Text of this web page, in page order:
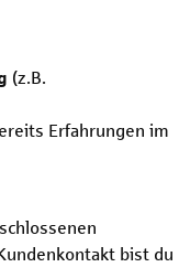
(z.B.
Erfahrungen im
bist du